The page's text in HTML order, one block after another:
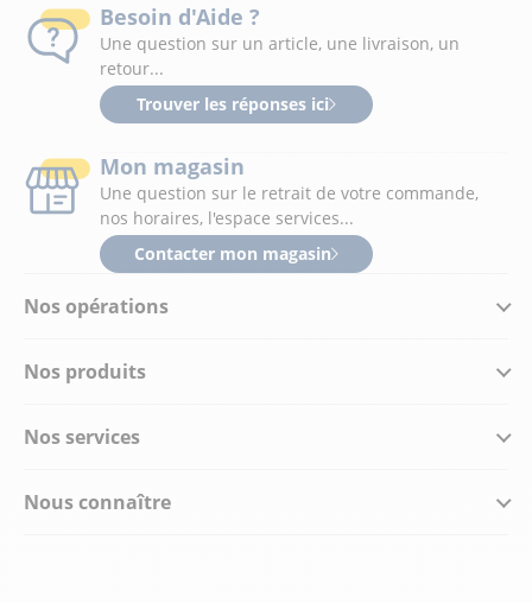
Nos opérations
Nos produits
Nos services
Nous connaître
Besoin d'Aide ?
Une question sur un article, une livraison, un
retour...
Trouver les réponses ici
Mon magasin
Une question sur le retrait de votre commande,
nos horaires, l'espace services...
Contacter mon magasin